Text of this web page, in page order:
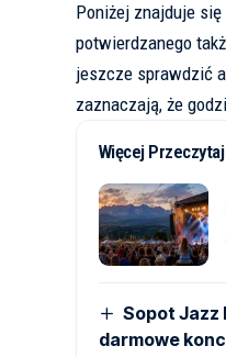
Poniżej znajduje
potwierdzanego
jeszcze sprawdzić
zaznaczają, że
Więcej Przeczytaj
Sopot Jazz
darmowe